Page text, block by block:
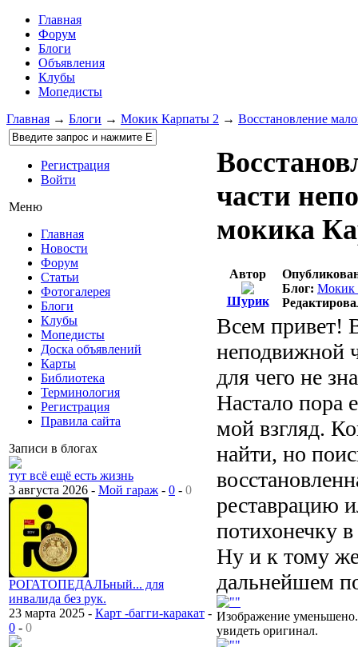
Главная
Форум
Блоги
Объявления
Клубы
Мопедисты
Главная → Блоги → Мокик Карпаты 2 → Восстановление
Регистрация
Войти
Меню
Главная
Новости
Форум
Статьи
Фотогалерея
Блоги
Клубы
Мопедисты
Доска объявлений
Карты
Библиотека
Терминология
Регистрация
Правила сайта
Записи в блогах
тут всё ещё есть жизнь
3 августа 2026 - Мой гараж - 0 - 0
РОГАТОПЕДАЛЬный... для
инвалида без рук.
23 марта 2025 - Карт -багги-каракат -
0 - 0
части
мокика
Автор
Шурик
Блог: Мокик
Всем привет!
неподвижной
для чего не
Настало пора
мой взгляд.
найти, но
реставрацию
потихонечку
Ну и к тому
дальнейшем
Изображение
увидеть оригинал.